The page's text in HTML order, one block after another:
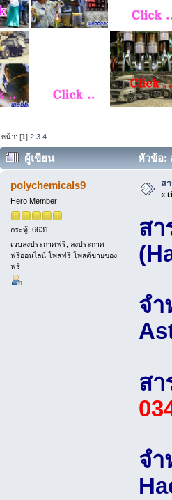
หน้า: [1]2 3 4
ผู้เขียน หัวข้อ:
polychemicals9
Hero Member
กระทู้: 6631
เวบลงประกาศฟรี, ลงประกาศ
ฟรีออนไลน์ โพสฟรี โพสต์ขายของ
ฟรี
ส
«
ส
จ
ส
จำ